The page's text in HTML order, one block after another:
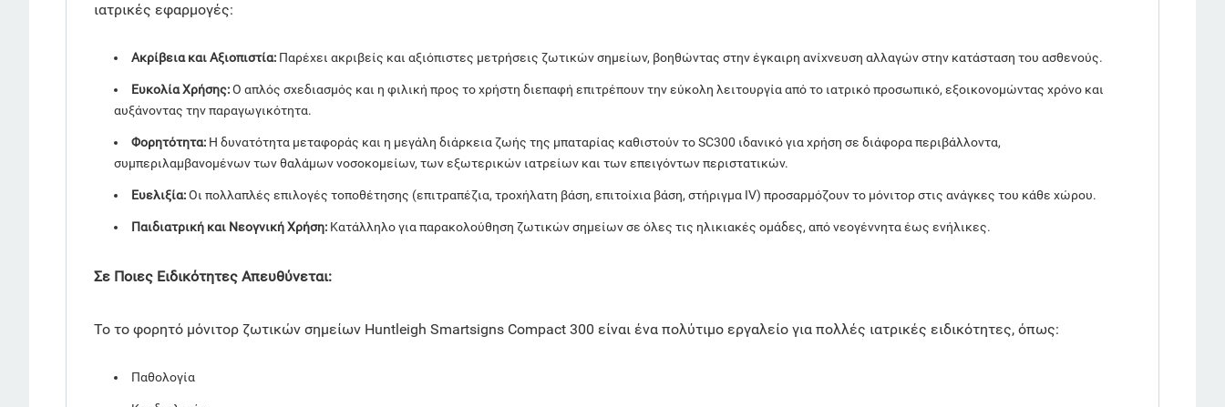
ιατρικές εφαρμογές:
Ακρίβεια και Αξιοπιστία: Παρέχει ακριβείς και αξιόπιστες μετρήσεις ζωτικών σημείων, βοηθώντας στην έγκαιρη ανίχνευση αλλαγών στην κατάσταση του ασθενούς.
Ευκολία Χρήσης:Ο απλός σχεδιασμός και η φιλική προς το χρήστη διεπαφή επιτρέπουν την εύκολη λειτουργία από το ιατρικό προσωπικό, εξοικονομώντας χρόνο και
αυξάνοντας την παραγωγικότητα.
Φορητότητα: Η δυνατότητα μεταφοράς και η μεγάλη διάρκεια ζωής της μπαταρίας καθιστούν το SC300 ιδανικό για χρήση σε διάφορα περιβάλλοντα,
συμπεριλαμβανομένων των θαλάμων νοσοκομείων, των εξωτερικών ιατρείων και των επειγόντων περιστατικών.
Ευελιξία:Οι πολλαπλές επιλογές τοποθέτησης (επιτραπέζια, τροχήλατη βάση, επιτοίχια βάση, στήριγμα IV) προσαρμόζουν το μόνιτορ στις ανάγκες του κάθε χώρου.
Παιδιατρική και Νεογνική Χρήση: Κατάλληλο για παρακολούθηση ζωτικών σημείων σε όλες τις ηλικιακές ομάδες, από νεογέννητα έως ενήλικες.
Σε Ποιες Ειδικότητες Απευθύνεται:
Το το φορητό μόνιτορ ζωτικών σημείων Huntleigh Smartsigns Compact 300 είναι ένα πολύτιμο εργαλείο για πολλές ιατρικές ειδικότητες, όπως:
Παθολογία